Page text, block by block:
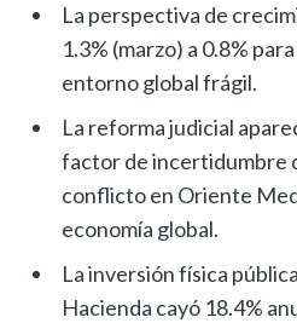
La perspectiva de
1.3% (marzo) a 0.8%
entorno global frágil.
La reforma judicial
factor de incertidumbre
conflicto en Oriente
economía global.
La inversión física
Hacienda cayó 18.4%